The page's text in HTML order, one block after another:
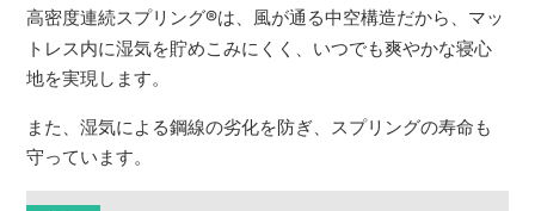
高密度連続スプリング®は、風が通る中空構造だから、マッ
トレス内に湿気を貯めこみにくく、いつでも爽やかな寝心
地を実現します。
また、湿気による鋼線の劣化を防ぎ、スプリングの寿命も
守っています。